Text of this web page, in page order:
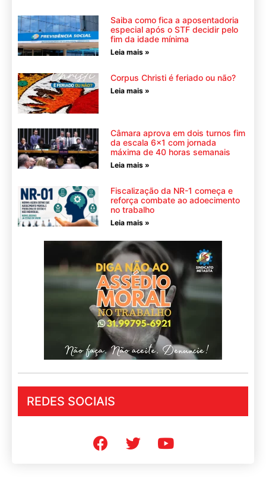
Saiba como fica a aposentadoria
especial após o STF decidir pelo
fim da idade mínima
Leia mais »
Corpus Christi é feriado ou não?
Leia mais »
Câmara aprova em dois turnos fim
da escala 6×1 com jornada
máxima de 40 horas semanais
Leia mais »
Fiscalização da NR-1 começa e
reforça combate ao adoecimento
no trabalho
Leia mais »
REDES SOCIAIS